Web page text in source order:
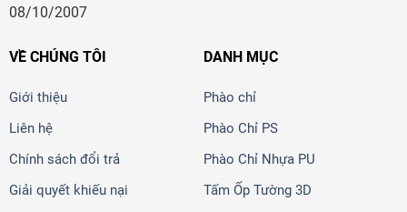
08/10/2007
VỀ CHÚNG TÔI
Giới thiệu
Liên hệ
Chính sách đổi trả
Giải quyết khiếu nại
DANH MỤC
Phào chỉ
Phào Chỉ PS
Phào Chỉ Nhựa PU
Tấm Ốp Tường 3D